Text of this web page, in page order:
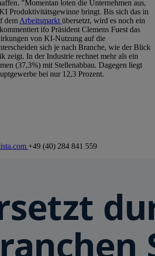
"Momentan loten die Unternehmen aus,
Produktivitätsgewinne bringt. Bis sich das in
demArbeitsmarktübersetzt, wird es noch ein
ifo Präsident Clemens Fuest das
von KI-Nutzung auf die
sich je nach Branche, wie der Blick
zeigt. In der Industrie rechnet mehr als ein
(37,3%) mit Stellenabbau. Dagegen liegt
bei nur 12,3 Prozent.
+49 (40) 284 841 559